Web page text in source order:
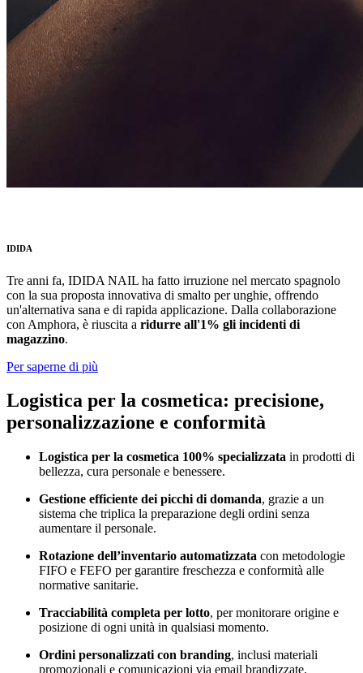
IDIDA
Tre anni fa, IDIDA NAIL ha fatto irruzione nel mercato spagnolo
con la sua proposta innovativa di smalto per unghie, offrendo
un'alternativa sana e di rapida applicazione. Dalla collaborazione
con Amphora, è riuscita a ridurre all'1% gli incidenti di
magazzino.
Per saperne di più
Logistica per la cosmetica: precisione,
personalizzazione e conformità
Logistica per la cosmetica 100% specializzata in prodotti di
bellezza, cura personale e benessere.
Gestione efficiente dei picchi di domanda, grazie a un
sistema che triplica la preparazione degli ordini senza
aumentare il personale.
Rotazione dell’inventario automatizzata con metodologie
FIFO e FEFO per garantire freschezza e conformità alle
normative sanitarie.
Tracciabilità completa per lotto, per monitorare origine e
posizione di ogni unità in qualsiasi momento.
Ordini personalizzati con branding, inclusi materiali
promozionali e comunicazioni via email brandizzate.